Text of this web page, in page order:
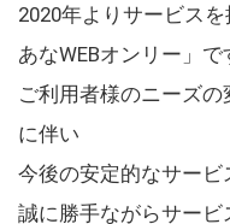
2020年よりサービス
あなWEBオンリー」で
ご利用者様のニーズ
に伴い
今後の安定的なサー
誠に勝手ながらサービ